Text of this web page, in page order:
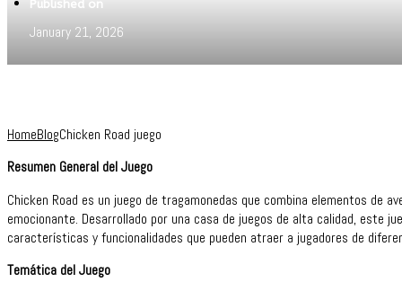
Published on
January 21, 2026
HomeBlogChicken Road juego
Resumen General del Juego
Chicken Road es un juego de tragamonedas que combina elementos de
emocionante. Desarrollado por una casa de juegos de alta calidad, este
características y funcionalidades que pueden atraer a jugadores de
Temática del Juego